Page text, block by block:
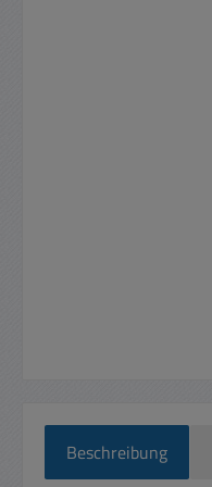
Beschreibung